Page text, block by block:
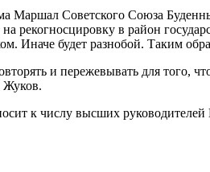
Маршал Советского Союза
рекогносцировку в район
Иначе будет разнобой. Таким
и пережевывать для того,
Жуков.
к числу высших